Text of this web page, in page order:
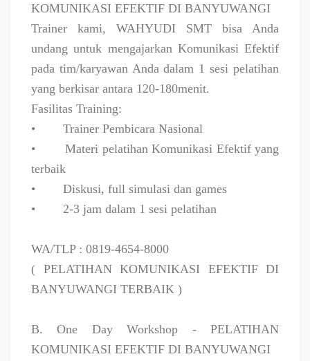
KOMUNIKASI EFEKTIF DI BANYUWANGI
Trainer kami, WAHYUDI SMT bisa Anda
undang untuk mengajarkan Komunikasi Efektif
pada tim/karyawan Anda dalam 1 sesi pelatihan
yang berkisar antara 120-180menit.
Fasilitas Training:
•
Trainer Pembicara Nasional
•
Materi pelatihan Komunikasi Efektif yang
terbaik
•
Diskusi, full simulasi dan games
•
2-3 jam dalam 1 sesi pelatihan
WA/TLP : 0819-4654-8000
( PELATIHAN KOMUNIKASI EFEKTIF DI
BANYUWANGI TERBAIK )
B. One Day Workshop - PELATIHAN
KOMUNIKASI EFEKTIF DI BANYUWANGI